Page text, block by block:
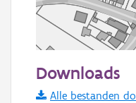
Informatie
Downloads
Alle bestanden